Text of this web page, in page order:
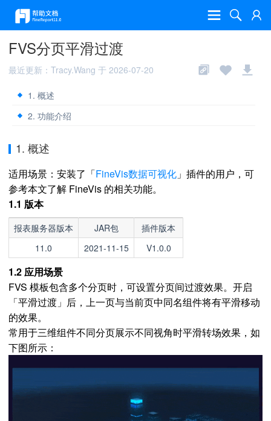
FVS分页平滑过渡
最近更新：Tracy.Wang 于 2026-07-20
1. 概述
2. 功能介绍
1. 概述
适用场景：安装了「FineVis数据可视化 」插件的用户，可
参考本文了解 FineVis 的相关功能。
1.1 版本
报表服务器版本 JAR包
插件版本
11.0
2021-11-15 V1.0.0
1.2 应用场景
FVS 模板包含多个分页时，可设置分页间过渡效果。开启
「平滑过渡」后，上一页与当前页中同名组件将有平滑移动
的效果。
常用于三维组件不同分页展示不同视角时平滑转场效果，如
下图所示：